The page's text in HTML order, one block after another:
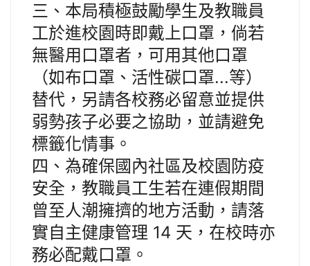
三、本局積極鼓勵學生及教職員
工於進校園時即戴上口罩，倘若
無醫用口罩者，可用其他口罩
（如布口罩、活性碳口罩...等）
替代，另請各校務必留意並提供
弱勢孩子必要之協助，並請避免
標籤化情事。
四、為確保國內社區及校園防疫
安全，教職員工生若在連假期間
曾至人潮擁擠的地方活動，請落
實自主健康管理 14 天，在校時亦
務必配戴口罩。